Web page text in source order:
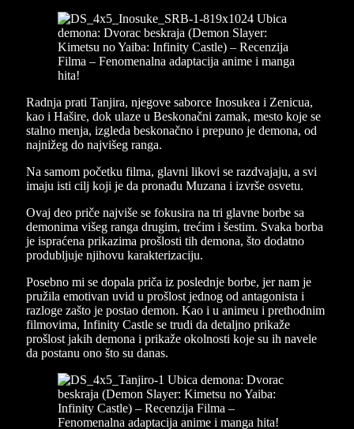
Radnja prati Tanjira, njegove saborce Inosukea i Zenicua,
kao i Hašire, dok ulaze u Beskonačni zamak, mesto koje se
stalno menja, izgleda beskonačno i prepuno je demona, od
najnižeg do najvišeg ranga.
Na samom početku filma, glavni likovi se razdvajaju, a svi
imaju isti cilj koji je da pronađu Muzana i izvrše osvetu.
Ovaj deo priče najviše se fokusira na tri glavne borbe sa
demonima višeg ranga drugim, trećim i šestim. Svaka borba
je ispraćena prikazima prošlosti tih demona, što dodatno
produbljuje njihovu karakterizaciju.
Posebno mi se dopala priča iz poslednje borbe, jer nam je
pružila emotivan uvid u prošlost jednog od antagonista i
razloge zašto je postao demon. Kao i u animeu i prethodnim
filmovima, Infinity Castle se trudi da detaljno prikaže
prošlost jakih demona i prikaže okolnosti koje su ih navele
da postanu ono što su danas.